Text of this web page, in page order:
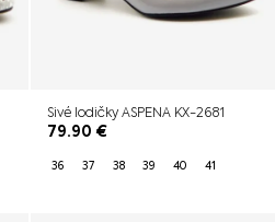
Sivé lodičky ASPENA KX-2681
79.90 €
36 37 38 39 40 41